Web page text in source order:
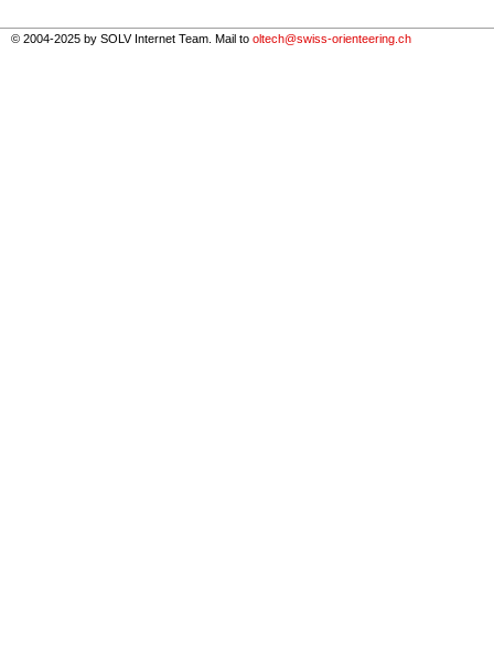
© 2004-2025 by SOLV Internet Team. Mail to oltech@swiss-orienteering.ch